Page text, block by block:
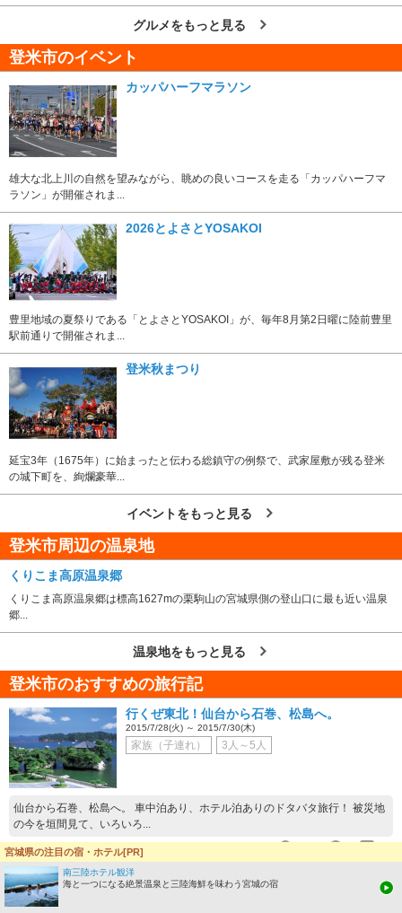
グルメをもっと見る
登米市のイベント
カッパハーフマラソン
雄大な北上川の自然を望みながら、眺めの良いコースを走る「カッパハーフマ
ラソン」が開催されま...
2026とよさとYOSAKOI
豊里地域の夏祭りである「とよさとYOSAKOI」が、毎年8月第2日曜に陸前豊里
駅前通りで開催されま...
登米秋まつり
延宝3年（1675年）に始まったと伝わる総鎮守の例祭で、武家屋敷が残る登米
の城下町を、絢爛豪華...
イベントをもっと見る
登米市周辺の温泉地
くりこま高原温泉郷
くりこま高原温泉郷は標高1627mの栗駒山の宮城県側の登山口に最も近い温泉
郷...
温泉地をもっと見る
登米市のおすすめの旅行記
行くぜ東北！仙台から石巻、松島へ。
2015/7/28(火) ～ 2015/7/30(木)
家族（子連れ） 3人～5人
仙台から石巻、松島へ。 車中泊あり、ホテル泊ありのドタバタ旅行！ 被災地
の今を垣間見て、いろいろ...
陸前の山合いの温泉街におはぎとお惣菜で年商
3億円売上げる個人商店が存在した。小さな店
宮城県の注目の宿・ホテル[PR]
南三陸ホテル観洋
海と一つになる絶景温泉と三陸海鮮を味わう宮城の宿